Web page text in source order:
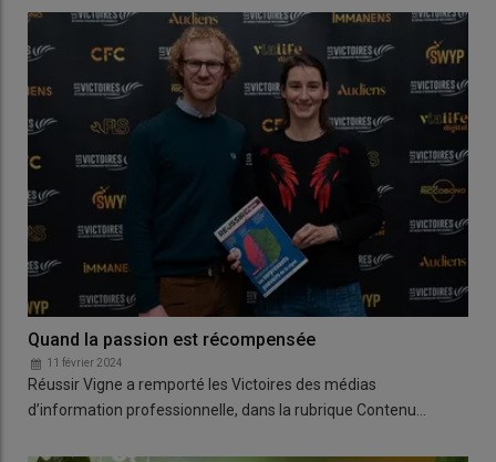
Quand la passion est récompensée
11 février 2024
Réussir Vigne a remporté les Victoires des médias
d’information professionnelle, dans la rubrique Contenu…